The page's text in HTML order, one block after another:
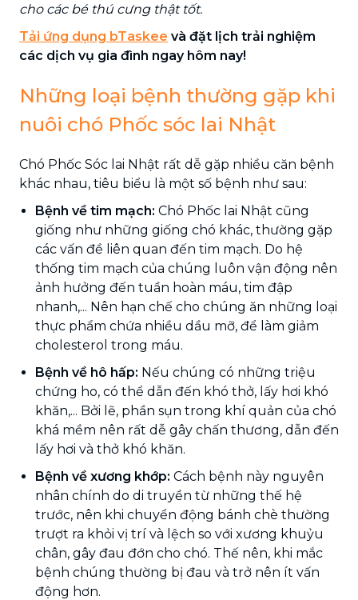
cho các bé thú cưng thật tốt.
Tải ứng dụng bTaskee và đặt lịch trải nghiệm
các dịch vụ gia đình ngay hôm nay!
Những loại bệnh thường gặp khi
nuôi chó Phốc sóc lai Nhật
Chó Phốc Sóc lai Nhật rất dễ gặp nhiều căn bệnh
khác nhau, tiêu biểu là một số bệnh như sau:
Bệnh về tim mạch: Chó Phốc lai Nhật cũng
giống như những giống chó khác, thường gặp
các vấn đề liên quan đến tim mạch. Do hệ
thống tim mạch của chúng luôn vận động nên
ảnh hưởng đến tuần hoàn máu, tim đập
nhanh,... Nên hạn chế cho chúng ăn những loại
thực phẩm chứa nhiều dầu mỡ, để làm giảm
cholesterol trong máu.
Bệnh về hô hấp: Nếu chúng có những triệu
chứng ho, có thể dẫn đến khó thở, lấy hơi khó
khăn,... Bởi lẽ, phần sụn trong khí quản của chó
khá mềm nên rất dễ gây chấn thương, dẫn đến
lấy hơi và thở khó khăn.
Bệnh về xương khớp: Cách bệnh này nguyên
nhân chính do di truyền từ những thế hệ
trước, nên khi chuyển động bánh chè thường
trượt ra khỏi vị trí và lệch so với xương khuỷu
chân, gây đau đớn cho chó. Thế nên, khi mắc
bệnh chúng thường bị đau và trở nên ít vấn
động hơn.